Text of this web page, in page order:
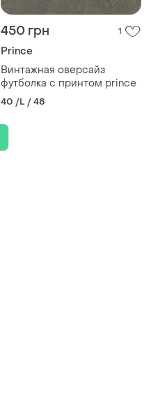
450 грн 1
Prince
Винтажная оверсайз
футболка с принтом prince
40 /L / 48